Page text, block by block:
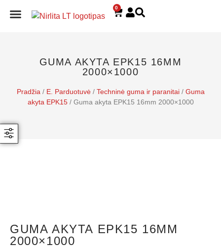
0
GUMA AKYTA EPK15 16MM
2000×1000
Pradžia / E. Parduotuvė/ Techninė guma ir paranitai/ Guma
akyta EPK15/ Guma akyta EPK15 16mm 2000×1000
GUMA AKYTA EPK15 16MM
2000×1000